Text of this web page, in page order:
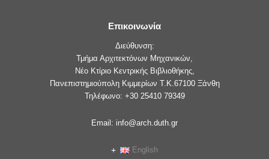
Επικοινωνία
Διεύθυνση:
Τμήμα Αρχιτεκτόνων Μηχανικών,
Νέο Κτίριο Κεντρικής Βιβλιοθήκης,
Πανεπιστημιούπολη Κιμμερίων Τ.Κ.67100 Ξάνθη
Τηλέφωνο: +30 25410 79349
Email: info@arch.duth.gr
English